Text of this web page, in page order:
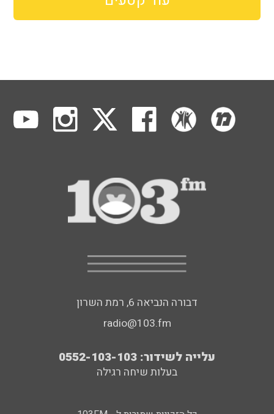
דבורה הנביאה 6, רמת השרון
radio@103.fm
עלייה לשידור: 0552-103-103
בעלות שיחה רגילה